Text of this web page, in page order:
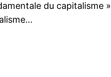
du capitalisme »